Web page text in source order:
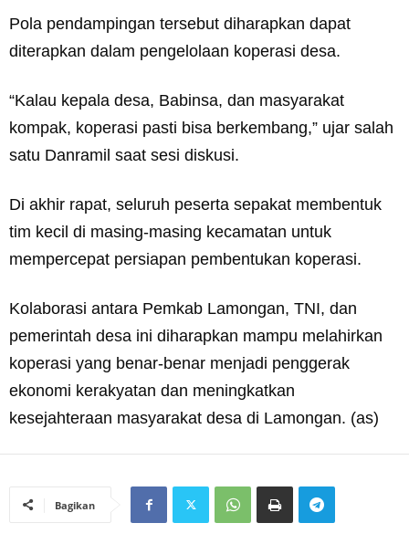
Pola pendampingan tersebut diharapkan dapat
diterapkan dalam pengelolaan koperasi desa.
“Kalau kepala desa, Babinsa, dan masyarakat
kompak, koperasi pasti bisa berkembang,” ujar salah
satu Danramil saat sesi diskusi.
Di akhir rapat, seluruh peserta sepakat membentuk
tim kecil di masing-masing kecamatan untuk
mempercepat persiapan pembentukan koperasi.
Kolaborasi antara Pemkab Lamongan, TNI, dan
pemerintah desa ini diharapkan mampu melahirkan
koperasi yang benar-benar menjadi penggerak
ekonomi kerakyatan dan meningkatkan
kesejahteraan masyarakat desa di Lamongan. (as)
Bagikan